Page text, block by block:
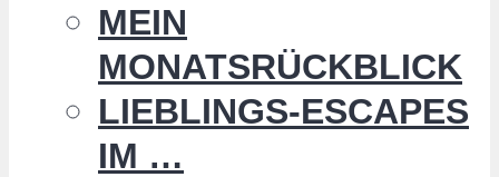
MEIN
MONATSRÜCKBLICK
LIEBLINGS-ESCAPES
IM …